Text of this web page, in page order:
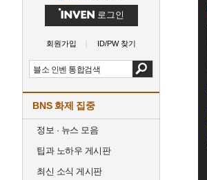
로그인
회원가입 ID/PW 찾기
BNS 화제 집중
정보 · 뉴스 모음
팁과 노하우 게시판
최신 소식 게시판